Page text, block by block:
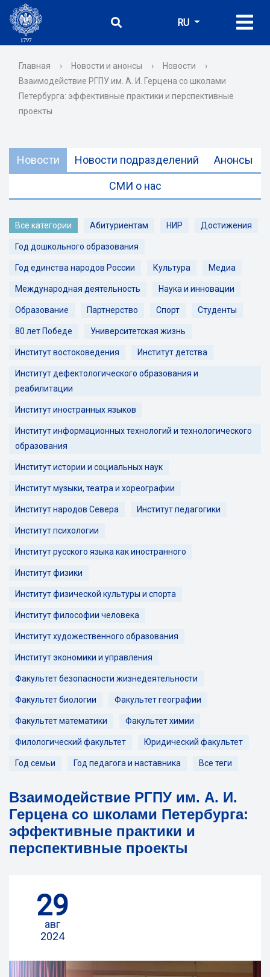
RU
Главная › Новости и анонсы › Новости
›
Взаимодействие РГПУ им. А. И. Герцена со школами
Петербурга: эффективные практики и перспективные
проекты
Новости Новости подразделений Анонсы
СМИ о нас
Все категории Абитуриентам НИР Достижения
Год дошкольного образования
Год единства народов России Культура Медиа
Международная деятельность Наука и инновации
Образование Партнерство Спорт Студенты
80 лет Победе Университетская жизнь
Институт востоковедения Институт детства
Институт дефектологического образования и
реабилитации
Институт иностранных языков
Институт информационных технологий и технологического
образования
Институт истории и социальных наук
Институт музыки, театра и хореографии
Институт народов Севера Институт педагогики
Институт психологии
Институт русского языка как иностранного
Институт физики
Институт физической культуры и спорта
Институт философии человека
Институт художественного образования
Институт экономики и управления
Факультет безопасности жизнедеятельности
Факультет биологии Факультет географии
Факультет математики Факультет химии
Филологический факультет Юридический факультет
Год семьи Год педагога и наставника Все теги
Взаимодействие РГПУ им. А. И.
Герцена со школами Петербурга:
эффективные практики и
перспективные проекты
29
авг
2024